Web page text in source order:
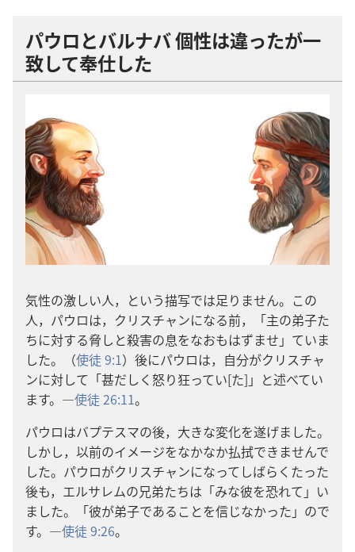
パウロとバルナバ 個性は違ったが一
致して奉仕した
気性の激しい人，という描写では足りません。この
人，パウロは，クリスチャンになる前，「主の弟子た
ちに対する脅しと殺害の息をなおもはずませ」ていま
した。（使徒 9:1）後にパウロは，自分がクリスチャ
ンに対して「甚だしく怒り狂ってい[た]」と述べてい
ます。―使徒 26:11。
パウロはバプテスマの後，大きな変化を遂げました。
しかし，以前のイメージをなかなか払拭できませんで
した。パウロがクリスチャンになってしばらくたった
後も，エルサレムの兄弟たちは「みな彼を恐れて」い
ました。「彼が弟子であることを信じなかった」ので
す。―使徒 9:26。